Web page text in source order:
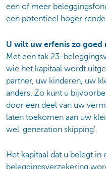
een of meer
een potentieel hoger
U wilt uw erfenis zo
Met een tak 23-
wie het kapitaal wordt
partner, uw kinderen, uw
anders. Zo kunt u
door een deel van uw
laten toekomen aan uw
wel 'generation skipping'.
Het kapitaal dat u belegt in
beleggingsverzekering